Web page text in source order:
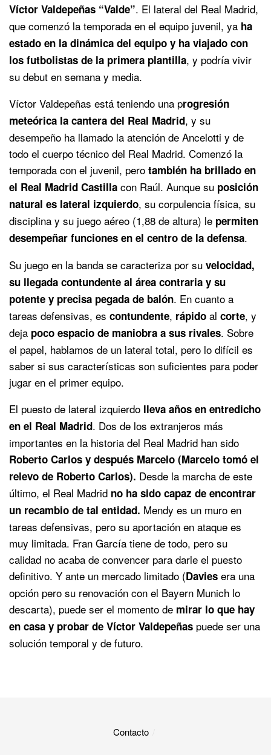
Víctor Valdepeñas “Valde”. El lateral del Real Madrid,
que comenzó la temporada en el equipo juvenil, ya ha
estado en la dinámica del equipo y ha viajado con
los futbolistas de la primera plantilla, y podría vivir
su debut en semana y media.
Víctor Valdepeñas está teniendo una progresión
meteórica la cantera del Real Madrid, y su
desempeño ha llamado la atención de Ancelotti y de
todo el cuerpo técnico del Real Madrid. Comenzó la
temporada con el juvenil, pero también ha brillado en
el Real Madrid Castilla con Raúl. Aunque su posición
natural es lateral izquierdo, su corpulencia física, su
disciplina y su juego aéreo (1,88 de altura) le permiten
desempeñar funciones en el centro de la defensa.
Su juego en la banda se caracteriza por su velocidad,
su llegada contundente al área contraria y su
potente y precisa pegada de balón. En cuanto a
tareas defensivas, es contundente, rápido al corte, y
deja poco espacio de maniobra a sus rivales. Sobre
el papel, hablamos de un lateral total, pero lo difícil es
saber si sus características son suficientes para poder
jugar en el primer equipo.
El puesto de lateral izquierdo lleva años en entredicho
en el Real Madrid. Dos de los extranjeros más
importantes en la historia del Real Madrid han sido
Roberto Carlos y después Marcelo (Marcelo tomó el
relevo de Roberto Carlos). Desde la marcha de este
último, el Real Madrid no ha sido capaz de encontrar
un recambio de tal entidad. Mendy es un muro en
tareas defensivas, pero su aportación en ataque es
muy limitada. Fran García tiene de todo, pero su
calidad no acaba de convencer para darle el puesto
definitivo. Y ante un mercado limitado (Davies era una
opción pero su renovación con el Bayern Munich lo
descarta), puede ser el momento de mirar lo que hay
en casa y probar de Víctor Valdepeñas puede ser una
solución temporal y de futuro.
Contacto